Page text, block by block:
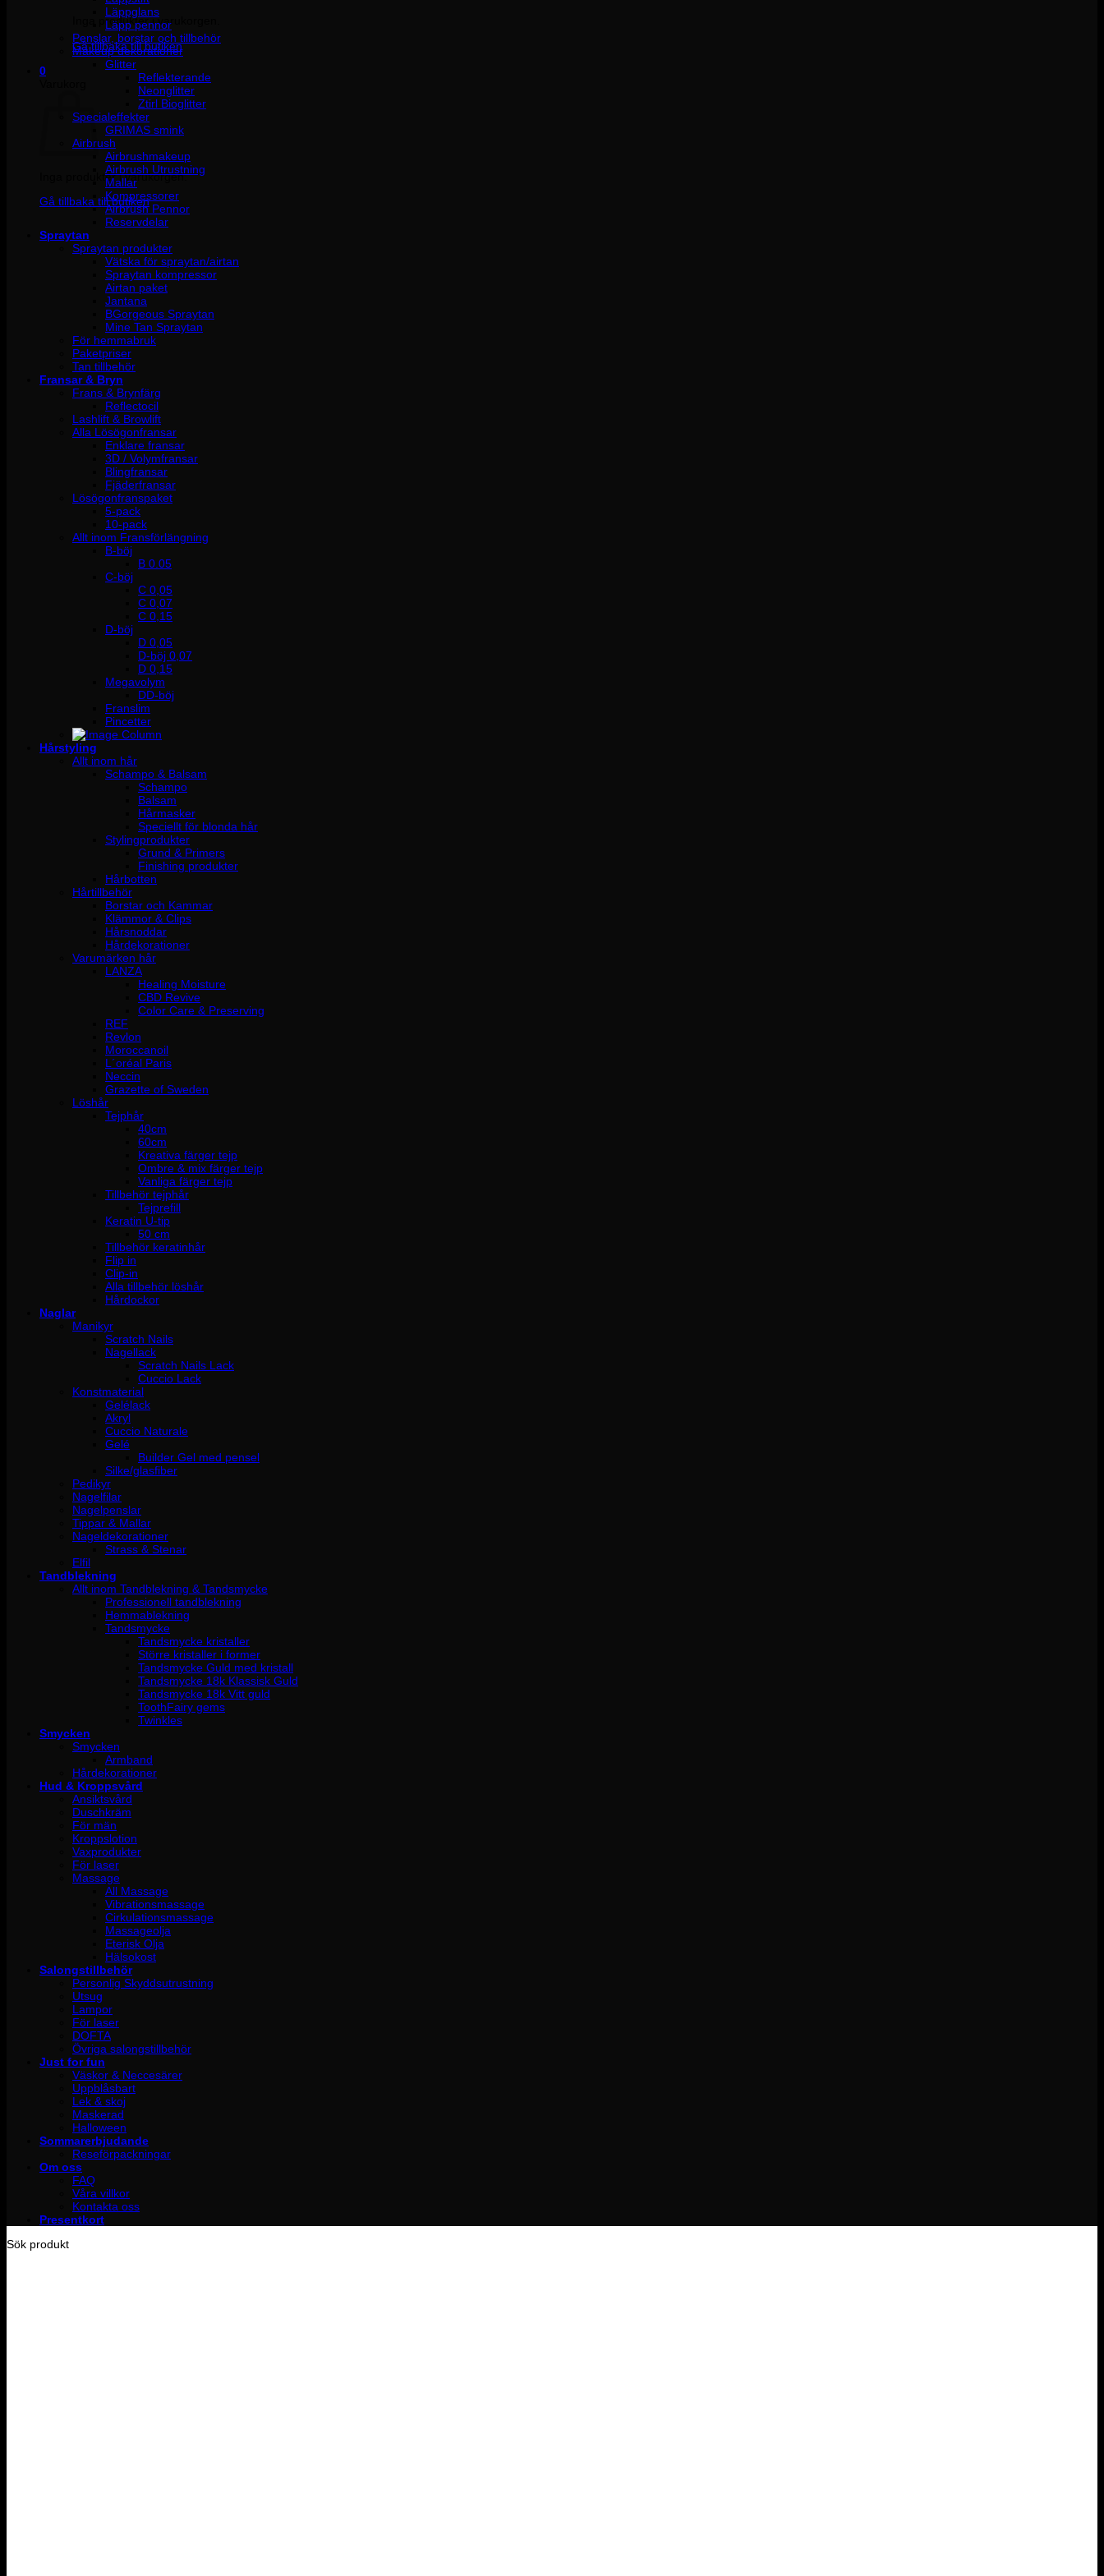
Inga produkter i varukorgen.
Gå tillbaka till butiken
0
Inga produkter i varukorgen.
Gå tillbaka till butiken
Läppglans
Läpp pennor
Penslar, borstar och tillbehör
Makeup dekorationer
Glitter
Reflekterande
Neonglitter
Ztirl Bioglitter
Specialeffekter
GRIMAS smink
Airbrush
Airbrushmakeup
Airbrush Utrustning
Mallar
Kompressorer
Airbrush Pennor
Reservdelar
Spraytan
Spraytan produkter
Vätska för spraytan/airtan
Spraytan kompressor
Airtan paket
Jantana
BGorgeous Spraytan
Mine Tan Spraytan
För hemmabruk
Paketpriser
Tan tillbehör
Fransar & Bryn
Frans & Brynfärg
Reflectocil
Lashlift & Browlift
Alla Lösögonfransar
Enklare fransar
3D / Volymfransar
Blingfransar
Fjäderfransar
Lösögonfranspaket
5-pack
10-pack
Allt inom Fransförlängning
B-böj
B 0.05
C-böj
C 0,05
C 0,07
C 0,15
D-böj
D 0,05
D-böj 0,07
D 0,15
Megavolym
DD-böj
Franslim
Pincetter
Hårstyling
Allt inom hår
Schampo & Balsam
Schampo
Balsam
Hårmasker
Speciellt för blonda hår
Stylingprodukter
Grund & Primers
Finishing produkter
Hårbotten
Hårtillbehör
Borstar och Kammar
Klämmor & Clips
Hårsnoddar
Hårdekorationer
Varumärken hår
LANZA
Healing Moisture
CBD Revive
Color Care & Preserving
REF
Revlon
Moroccanoil
L´oréal Paris
Neccin
Grazette of Sweden
Löshår
Tejphår
40cm
60cm
Kreativa färger tejp
Ombre & mix färger tejp
Vanliga färger tejp
Tillbehör tejphår
Tejprefill
Keratin U-tip
50 cm
Tillbehör keratinhår
Flip in
Clip-in
Alla tillbehör löshår
Hårdockor
Naglar
Manikyr
Scratch Nails
Nagellack
Scratch Nails Lack
Cuccio Lack
Konstmaterial
Gelélack
Akryl
Cuccio Naturale
Gelé
Builder Gel med pensel
Silke/glasfiber
Pedikyr
Nagelfilar
Nagelpenslar
Tippar & Mallar
Nageldekorationer
Strass & Stenar
Elfil
Tandblekning
Allt inom Tandblekning & Tandsmycke
Professionell tandblekning
Hemmablekning
Tandsmycke
Tandsmycke kristaller
Större kristaller i former
Tandsmycke Guld med kristall
Tandsmycke 18k Klassisk Guld
Tandsmycke 18k Vitt guld
ToothFairy gems
Twinkles
Smycken
Smycken
Armband
Hårdekorationer
Hud & Kroppsvård
Ansiktsvård
Duschkräm
För män
Kroppslotion
Vaxprodukter
För laser
Massage
All Massage
Vibrationsmassage
Cirkulationsmassage
Massageolja
Eterisk Olja
Hälsokost
Salongstillbehör
Personlig Skyddsutrustning
Utsug
Lampor
För laser
DOFTA
Övriga salongstillbehör
Just for fun
Väskor & Neccesärer
Uppblåsbart
Lek & skoj
Maskerad
Halloween
Sommarerbjudande
Reseförpackningar
Om oss
FAQ
Våra villkor
Kontakta oss
Presentkort
Sök produkt